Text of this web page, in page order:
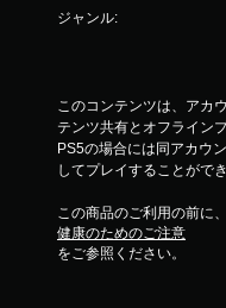
ジャンル:
このコンテンツは、アカ
テンツ共有とオフライン
PS5の場合には同アカウ
してプレイすることができ
この商品のご利用の前に
健康のためのご注意
をご参照ください。